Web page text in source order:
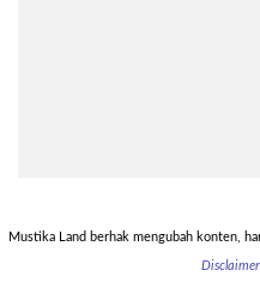
Mustika Land berhak mengubah konten,
Disclaimer